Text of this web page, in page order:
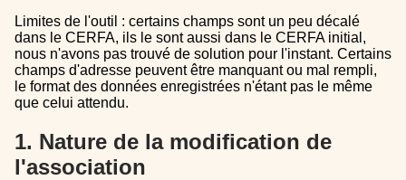
Limites de l'outil : certains champs sont un peu décalé
dans le CERFA, ils le sont aussi dans le CERFA initial,
nous n'avons pas trouvé de solution pour l'instant. Certains
champs d'adresse peuvent être manquant ou mal rempli,
le format des données enregistrées n'étant pas le même
que celui attendu.
1. Nature de la modification de
l'association